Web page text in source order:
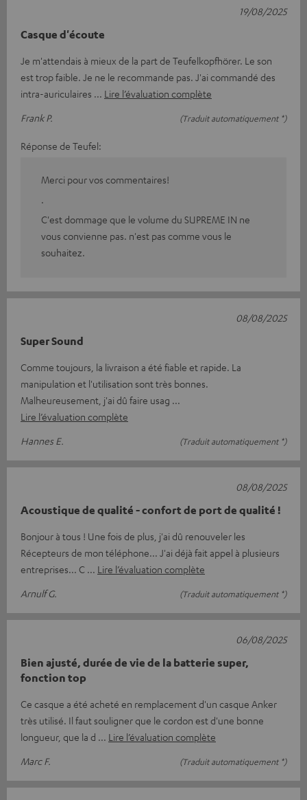
Casque d'écoute
Je m'attendais à mieux de la part de Teufelkopfhörer. Le son
est trop faible. Je ne le recommande pas. J'ai commandé des
intra-auriculaires
Lire l’évaluation complète
Frank P.
(Traduit automatiquement *)
19/08/2025
Réponse de Teufel:
Merci pour vos commentaires!
.
C'est dommage que le volume du SUPREME IN ne
vous convienne pas. n'est pas comme vous le
souhaitez.
Super Sound
Comme toujours, la livraison a été fiable et rapide. La
manipulation et l'utilisation sont très bonnes.
Malheureusement, j'ai dû faire usag
Lire l’évaluation complète
Hannes E.
(Traduit automatiquement *)
08/08/2025
Acoustique de qualité - confort de port de qualité !
Bonjour à tous ! Une fois de plus, j'ai dû renouveler les
Récepteurs de mon téléphone... J'ai déjà fait appel à plusieurs
entreprises... C
Lire l’évaluation complète
Arnulf G.
(Traduit automatiquement *)
08/08/2025
Bien ajusté, durée de vie de la batterie super,
fonction top
Ce casque a été acheté en remplacement d'un casque Anker
très utilisé. Il faut souligner que le cordon est d'une bonne
longueur, que la d
Lire l’évaluation complète
Marc F.
(Traduit automatiquement *)
06/08/2025